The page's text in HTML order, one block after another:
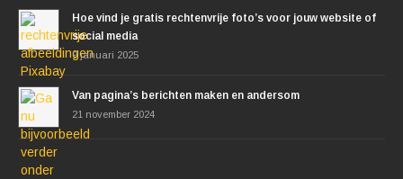
Hoe vind je gratis rechtenvrije foto’s voor jouw website of
social media
9 januari 2025
Van pagina’s berichten maken en andersom
21 november 2024